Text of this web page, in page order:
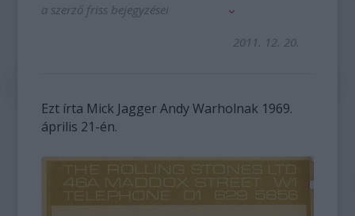
a szerző friss bejegyzései
2011. 12. 20.
Ezt írta Mick Jagger Andy Warholnak 1969.
április 21-én.